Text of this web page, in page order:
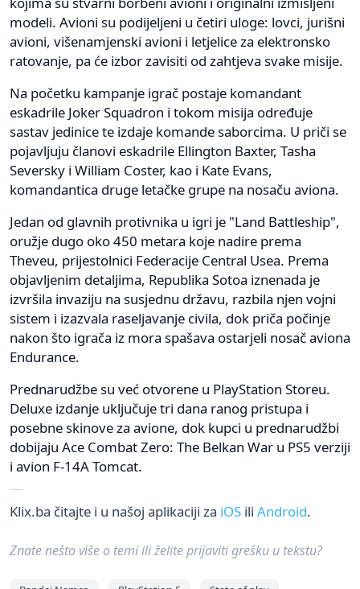
modeli. Avioni su podijeljeni u četiri uloge: lovci, jurišni
avioni, višenamjenski avioni i letjelice za elektronsko
ratovanje, pa će izbor zavisiti od zahtjeva svake misije.
Na početku kampanje igrač postaje komandant
eskadrile Joker Squadron i tokom misija određuje
sastav jedinice te izdaje komande saborcima. U priči se
pojavljuju članovi eskadrile Ellington Baxter, Tasha
Seversky i William Coster, kao i Kate Evans,
komandantica druge letačke grupe na nosaču aviona.
Jedan od glavnih protivnika u igri je "Land Battleship",
oružje dugo oko 450 metara koje nadire prema
Theveu, prijestolnici Federacije Central Usea. Prema
objavljenim detaljima, Republika Sotoa iznenada je
izvršila invaziju na susjednu državu, razbila njen vojni
sistem i izazvala raseljavanje civila, dok priča počinje
nakon što igrača iz mora spašava ostarjeli nosač aviona
Endurance.
Prednarudžbe su već otvorene u PlayStation Storeu.
Deluxe izdanje uključuje tri dana ranog pristupa i
posebne skinove za avione, dok kupci u prednarudžbi
dobijaju Ace Combat Zero: The Belkan War u PS5 verziji
i avion F-14A Tomcat.
Klix.ba čitajte i u našoj aplikaciji za iOS ili Android.
Znate nešto više o temi ili želite prijaviti grešku u tekstu?